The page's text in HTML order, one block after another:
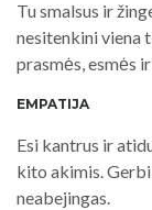
Tu smalsus ir
nesitenkini viena
prasmės, esmės
EMPATIJA
Esi kantrus ir
kito akimis.
neabejingas.